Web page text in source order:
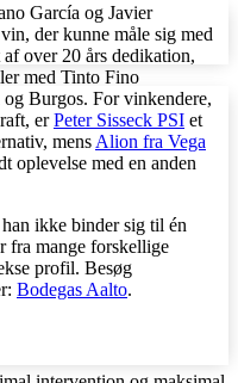
García og Javier
der kunne måle sig med
af over 20 års dedikation,
med Tinto Fino
Burgos. For vinkendere,
erPeter Sisseck PSI et
mens Alion fra Vega
oplevelse med en anden
ikke binder sig til én
fra mange forskellige
profil. Besøg
Bodegas Aalto.